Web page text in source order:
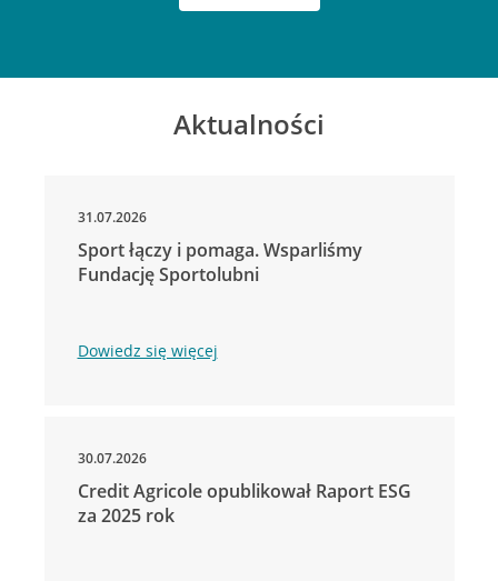
Aktualności
31.07.2026
Sport łączy i pomaga. Wsparliśmy
Fundację Sportolubni
Dowiedz się więcej
30.07.2026
Credit Agricole opublikował Raport ESG
za 2025 rok